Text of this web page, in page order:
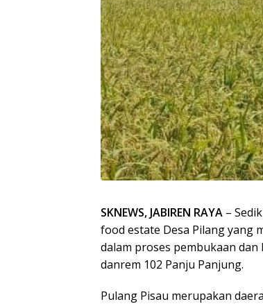
SKNEWS, JABIREN RAYA –
food estate Desa Pilang yang
dalam proses pembukaan
danrem 102 Panju Panjung.
Pulang Pisau merupakan